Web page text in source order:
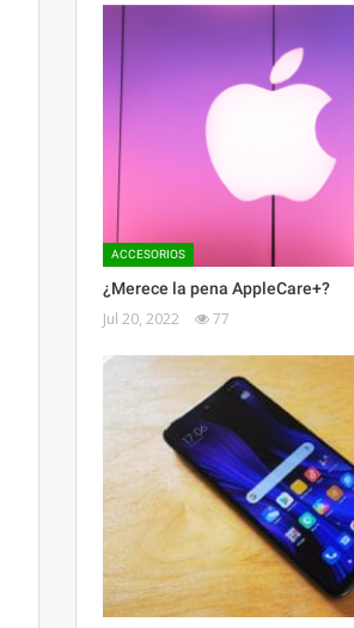
ACCESORIOS
¿Merece la pena AppleCare+?
Jul 20, 2022 77